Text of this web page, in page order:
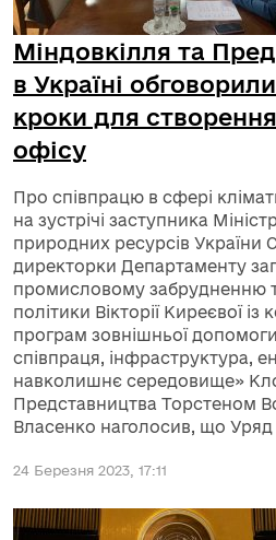
Міндовкілля та
в Україні
кроки для
офісу
Про співпрацю в сфері
на зустрічі заступника
природних ресурсів України
директорки Департаменту
промисловому забрудненню
політики Вікторії Киреєвої із
програм зовнішньої
співпраця, інфраструктура,
навколишнє середовище»
Представництва Торстеном
Власенко наголосив, що
24 Березня 2023, 17:11